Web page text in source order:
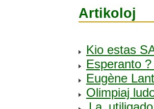
Artikoloj
Kio estas
Esperanto
Eugène
Olimpiaj